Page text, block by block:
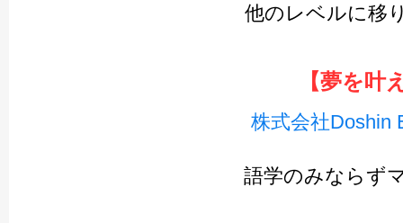
他のレベルに移
【夢を
株式会社Doshin
語学のみならず